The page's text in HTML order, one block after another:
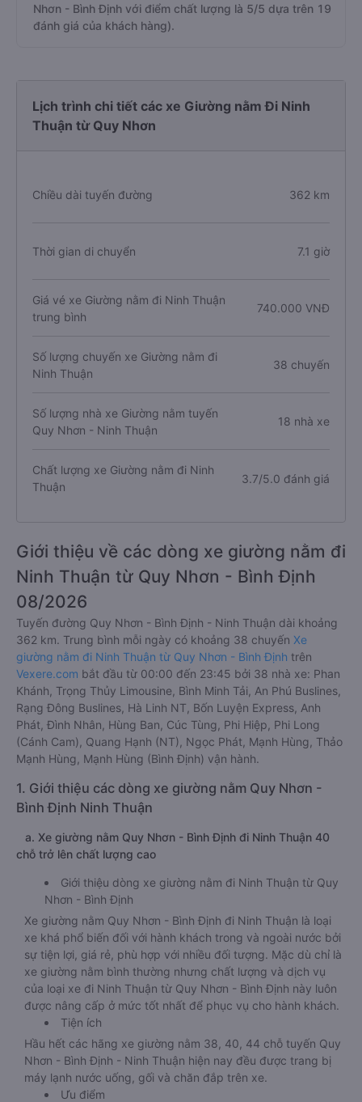
Nhơn - Bình Định với điểm chất lượng là 5/5 dựa trên 19
đánh giá của khách hàng).
Lịch trình chi tiết các xe Giường nằm Đi Ninh
Thuận từ Quy Nhơn
Chiều dài tuyến đường 362 km
Thời gian di chuyển 7.1 giờ
Giá vé xe Giường nằm đi Ninh Thuận
trung bình
740.000 VNĐ
Số lượng chuyến xe Giường nằm đi
Ninh Thuận
38 chuyến
Số lượng nhà xe Giường nằm tuyến
Quy Nhơn - Ninh Thuận
18 nhà xe
Chất lượng xe Giường nằm đi Ninh
Thuận
3.7/5.0 đánh giá
Giới thiệu về các dòng xe giường nằm đi
Ninh Thuận từ Quy Nhơn - Bình Định
08/2026
Tuyến đường Quy Nhơn - Bình Định - Ninh Thuận dài khoảng
362 km. Trung bình mỗi ngày có khoảng 38 chuyến Xe
giường nằm đi Ninh Thuận từ Quy Nhơn - Bình Định trên
Vexere.com bắt đầu từ 00:00 đến 23:45 bởi 38 nhà xe: Phan
Khánh, Trọng Thủy Limousine, Bình Minh Tải, An Phú Buslines,
Rạng Đông Buslines, Hà Linh NT, Bốn Luyện Express, Anh
Phát, Đình Nhân, Hùng Ban, Cúc Tùng, Phi Hiệp, Phi Long
(Cánh Cam), Quang Hạnh (NT), Ngọc Phát, Mạnh Hùng, Thảo
Mạnh Hùng, Mạnh Hùng (Bình Định) vận hành.
1. Giới thiệu các dòng xe giường nằm Quy Nhơn -
Bình Định Ninh Thuận
a. Xe giường nằm Quy Nhơn - Bình Định đi Ninh Thuận 40
chỗ trở lên chất lượng cao
Giới thiệu dòng xe giường nằm đi Ninh Thuận từ Quy
Nhơn - Bình Định
Xe giường nằm Quy Nhơn - Bình Định đi Ninh Thuận là loại
xe khá phổ biến đối với hành khách trong và ngoài nước bởi
sự tiện lợi, giá rẻ, phù hợp với nhiều đối tượng. Mặc dù chỉ là
xe giường nằm bình thường nhưng chất lượng và dịch vụ
của loại xe đi Ninh Thuận từ Quy Nhơn - Bình Định này luôn
được nâng cấp ở mức tốt nhất để phục vụ cho hành khách.
Tiện ích
Hầu hết các hãng xe giường nằm 38, 40, 44 chỗ tuyến Quy
Nhơn - Bình Định - Ninh Thuận hiện nay đều được trang bị
máy lạnh nước uống, gối và chăn đắp trên xe.
Ưu điểm